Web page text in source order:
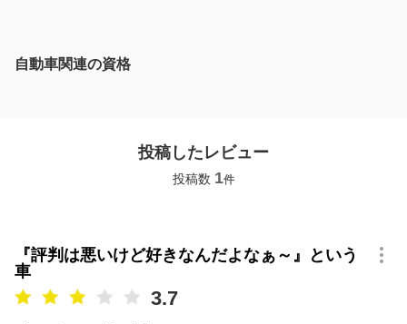
自動車関連の資格
投稿したレビュー
投稿数 1件
『評判は悪いけど好きなんだよなぁ～』という
車
3.7